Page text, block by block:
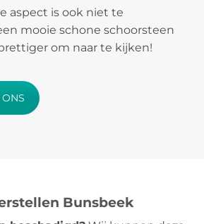
aspect is ook niet te
mooie schone schoorsteen
om naar te kijken!
Bunsbeek